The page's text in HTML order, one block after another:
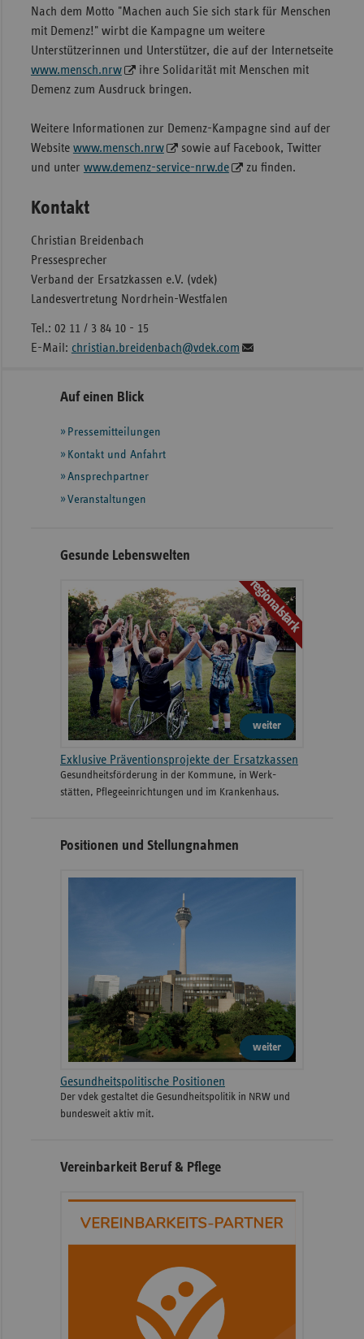
Nach dem Motto "Machen auch Sie sich stark für Menschen
mit Demenz!" wirbt die Kampagne um weitere
Unterstützerinnen und Unterstützer, die auf der Internetseite
www.mensch.nrw
ihre Solidarität mit Menschen mit
Demenz zum Ausdruck bringen.
Weitere Informationen zur Demenz-Kampagne sind auf der
Website www.mensch.nrw
sowie auf Facebook, Twitter
und unter www.demenz-service-nrw.de zu finden.
Kontakt
Christian Breidenbach
Pressesprecher
Verband der Ersatzkassen e.V. (vdek)
Landesvertretung Nordrhein-Westfalen
Tel.: 02 11 / 3 84 10 - 15
E-Mail: christian.breidenbach@vdek.com
Seitennavigation
Seitenleiste
weiteren
Informationen
Auf einen Blick
Pressemitteilungen
Kontakt und Anfahrt
Ansprechpartner
Veranstaltungen
Gesunde Lebenswelten
regionalstark
weiter
Exklusive Präventionsprojekte der Ersatzkassen
Gesund­heits­­förderung in der Kommune, in Werk­
stätten, Pflege­einrichtungen und im Kranken­haus.
Positionen und Stellungnahmen
weiter
Gesundheitspolitische Positionen
Der vdek gestaltet die Gesundheitspolitik in NRW und
bundesweit aktiv mit.
Vereinbarkeit Beruf & Pflege